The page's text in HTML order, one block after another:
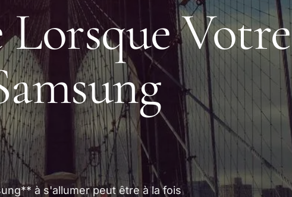
Lorsque Votre
à s'allumer peut être à la fois